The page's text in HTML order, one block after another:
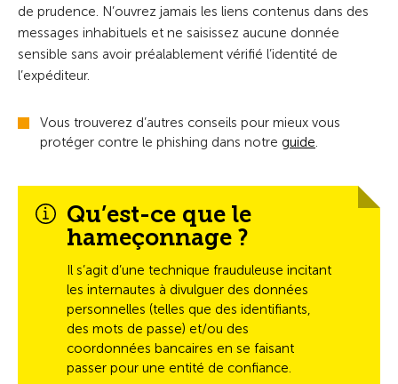
de prudence. N’ouvrez jamais les liens contenus dans des
messages inhabituels et ne saisissez aucune donnée
sensible sans avoir préalablement vérifié l’identité de
l’expéditeur.
Vous trouverez d’autres conseils pour mieux vous
protéger contre le phishing dans notre guide.
Qu’est-ce que le
hameçonnage ?
Il s’agit d’une technique frauduleuse incitant
les internautes à divulguer des données
personnelles (telles que des identifiants,
des mots de passe) et/ou des
coordonnées bancaires en se faisant
passer pour une entité de confiance.